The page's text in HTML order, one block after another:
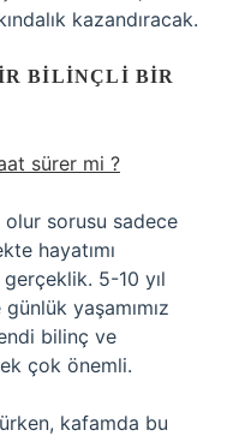
kazandıracak.
BILINÇLI BIR
sürer mi ?
sorusu sadece
hayatımı
5-10 yıl
yaşamımız
bilinç ve
çok önemli.
kafamda bu